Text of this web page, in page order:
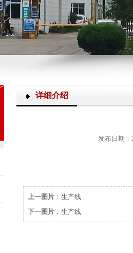
详细介绍
发布日期
上一图片 ： 生产线
下一图片 ： 生产线